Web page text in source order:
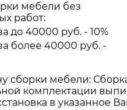
мебели без
работ:
до 40000 руб. - 10%
более 40000 руб. -
сборки мебели:
комплектации
в указанное